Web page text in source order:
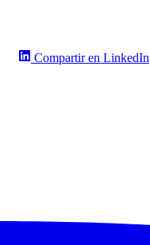
Compartir en LinkedIn